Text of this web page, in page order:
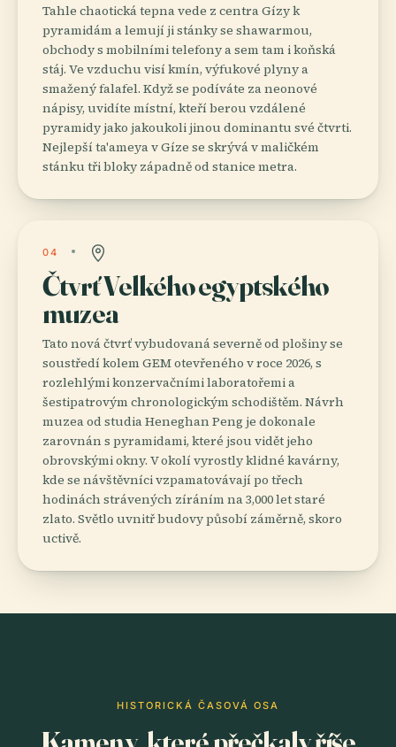
Tahle chaotická tepna vede z centra Gízy k
pyramidám a lemují ji stánky se shawarmou,
obchody s mobilními telefony a sem tam i koňská
stáj. Ve vzduchu visí kmín, výfukové plyny a
smažený falafel. Když se podíváte za neonové
nápisy, uvidíte místní, kteří berou vzdálené
pyramidy jako jakoukoli jinou dominantu své čtvrti.
Nejlepší ta'ameya v Gíze se skrývá v maličkém
stánku tři bloky západně od stanice metra.
04
Čtvrť Velkého egyptského
muzea
Tato nová čtvrť vybudovaná severně od plošiny se
soustředí kolem GEM otevřeného v roce 2026, s
rozlehlými konzervačními laboratořemi a
šestipatrovým chronologickým schodištěm. Návrh
muzea od studia Heneghan Peng je dokonale
zarovnán s pyramidami, které jsou vidět jeho
obrovskými okny. V okolí vyrostly klidné kavárny,
kde se návštěvníci vzpamatovávají po třech
hodinách strávených zíráním na 3,000 let staré
zlato. Světlo uvnitř budovy působí záměrně, skoro
uctivě.
HISTORICKÁ ČASOVÁ OSA